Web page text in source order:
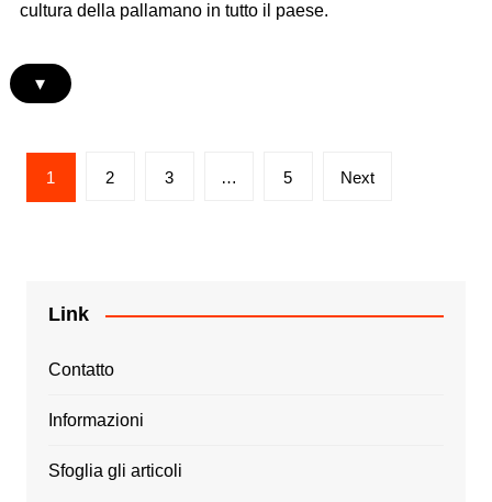
cultura della pallamano in tutto il paese.
▾
Posts
pagination
1 2 3 … 5 Next
Link
Contatto
Informazioni
Sfoglia gli articoli